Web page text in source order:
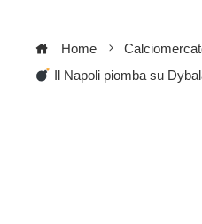
Home
Il Napoli piomba su